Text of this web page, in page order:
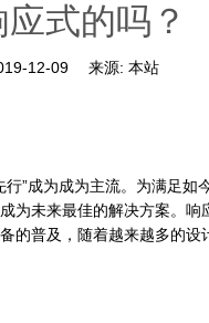
式的吗？
12-09 来源: 本站
成为成为主流。为满足如
为未来最佳的解决方案。响
的普及，随着越来越多的设